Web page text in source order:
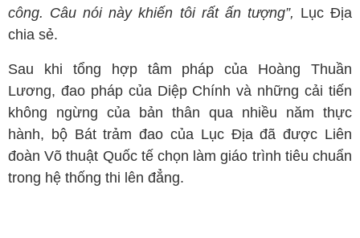
công. Câu nói này khiến tôi rất ấn tượng”, Lục Địa
chia sẻ.
Sau khi tổng hợp tâm pháp của Hoàng Thuần
Lương, đao pháp của Diệp Chính và những cải tiến
không ngừng của bản thân qua nhiều năm thực
hành, bộ Bát trảm đao của Lục Địa đã được Liên
đoàn Võ thuật Quốc tế chọn làm giáo trình tiêu chuẩn
trong hệ thống thi lên đẳng.